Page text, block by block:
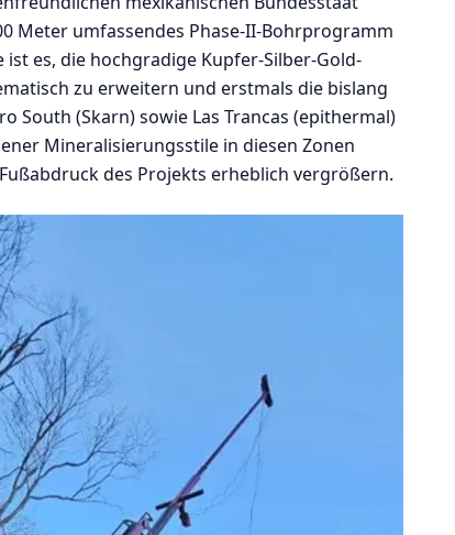
Meter umfassendes Phase-II-Bohrprogramm
es, die hochgradige Kupfer-Silber-Gold-
zu erweitern und erstmals die bislang
South (Skarn) sowie Las Trancas (epithermal)
Mineralisierungsstile in diesen Zonen
des Projekts erheblich vergrößern.